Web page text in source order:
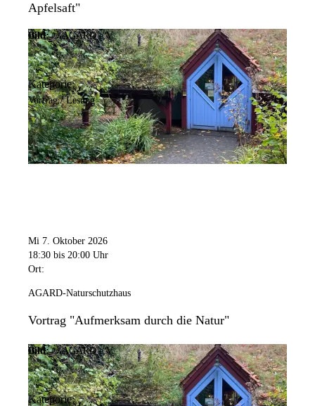
Apfelsaft"
Bild: © AGARD e.V.
Kategorie:
Vortrag / Lesung
Mi 7. Oktober 2026
18:30 bis 20:00 Uhr
Ort:
AGARD-Naturschutzhaus
Vortrag "Aufmerksam durch die Natur"
Bild: © AGARD e.V.
Kategorie: